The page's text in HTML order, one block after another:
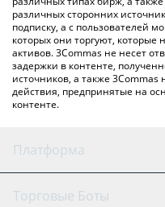
различных сторонних
подписку, а с пользователей
которых они торгуют,
активов. 3Commas не несет
задержки в контенте,
источников, а также 3Commas
действия, предпринятые на
контенте.
Платформа
GRID Бот
Торговые Боты